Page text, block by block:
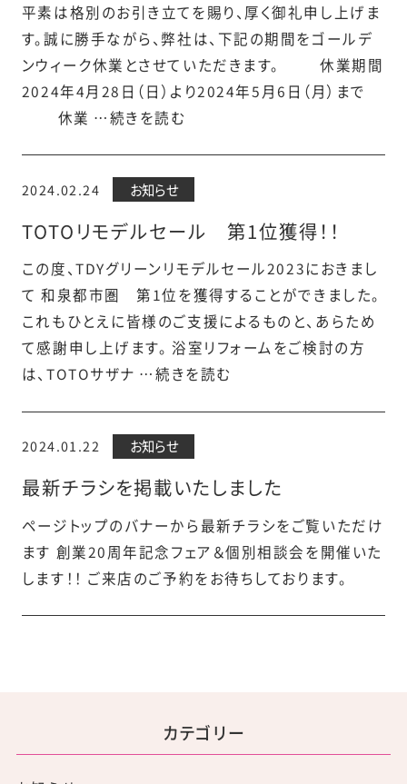
平素は格別のお引き立てを賜り、厚く御礼申し上げま
す。誠に勝手ながら、弊社は、下記の期間をゴールデ
ンウィーク休業とさせていただきます。 休業期間
2024年4月28日（日）より2024年5月6日（月）まで
休業 …続きを読む
2024.02.24 お知らせ
TOTOリモデルセール 第1位獲得！！
この度、TDYグリーンリモデルセール2023におきまし
て 和泉都市圏 第1位を獲得することができました。
これもひとえに皆様のご支援によるものと、あらため
て感謝申し上げます。 浴室リフォームをご検討の方
は、TOTOサザナ …続きを読む
2024.01.22 お知らせ
最新チラシを掲載いたしました
ページトップのバナーから最新チラシをご覧いただけ
ます 創業20周年記念フェア＆個別相談会を開催いた
します！！ ご来店のご予約をお待ちしております。
カテゴリー